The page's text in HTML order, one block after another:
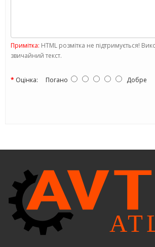
Примітка: HTML розмітка не підтримується!
звичайний текст.
Оцінка: Погано Добре